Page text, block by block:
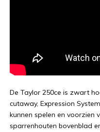
De Taylor 250ce is zwart
cutaway, Expression
kunnen spelen en voorzien
sparrenhouten bovenblad